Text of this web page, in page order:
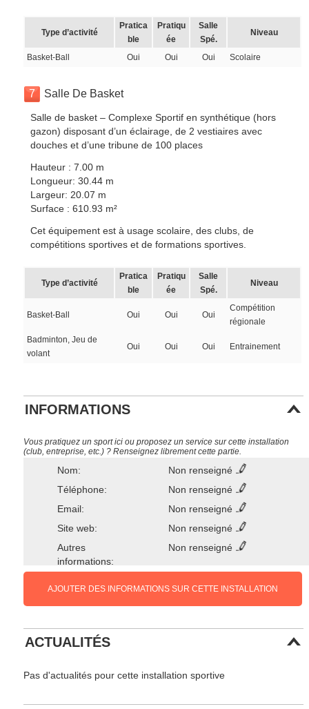
Type d’activité
Pratica
ble
Pratiqu
ée
Salle
Spé.
Niveau
Basket-Ball Oui Oui Oui Scolaire
7 Salle De Basket
Salle de basket – Complexe Sportif en synthétique (hors
gazon) disposant d’un éclairage, de 2 vestiaires avec
douches et d’une tribune de 100 places
Hauteur : 7.00 m
Longueur: 30.44 m
Largeur: 20.07 m
Surface : 610.93 m²
Cet équipement est à usage scolaire, des clubs, de
compétitions sportives et de formations sportives.
Type d’activité
Pratica
ble
Pratiqu
ée
Salle
Spé.
Niveau
Basket-Ball Oui Oui Oui
Compétition
régionale
Badminton, Jeu de
volant
Oui Oui Oui Entrainement
INFORMATIONS
Vous pratiquez un sport ici ou proposez un service sur cette installation
(club, entreprise, etc.) ? Renseignez librement cette partie.
Nom:
Non renseigné
Téléphone:
Non renseigné
Email:
Non renseigné
Site web:
Non renseigné
Autres
informations:
Non renseigné
AJOUTER DES INFORMATIONS SUR CETTE INSTALLATION
ACTUALITÉS
Pas d'actualités pour cette installation sportive